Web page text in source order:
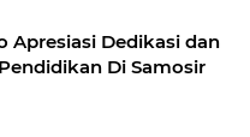
Apresiasi Dedikasi dan
Di Samosir